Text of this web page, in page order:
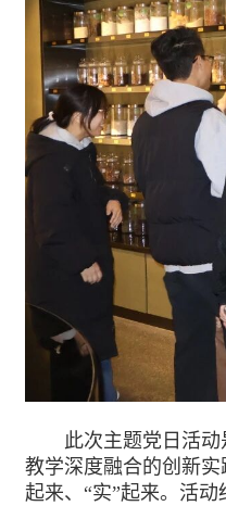
此次主题党日活动
教学深度融合的创新
起来、“实”起来。活